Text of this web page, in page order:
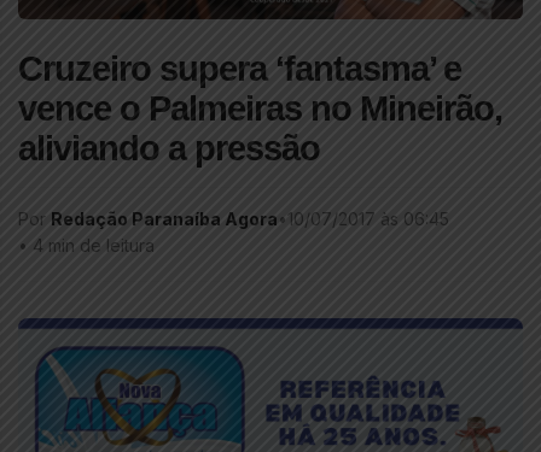
Cruzeiro supera ‘fantasma’ e
vence o Palmeiras no Mineirão,
aliviando a pressão
Por Redação Paranaíba Agora• 10/07/2017 às 06:45
• 4 min de leitura